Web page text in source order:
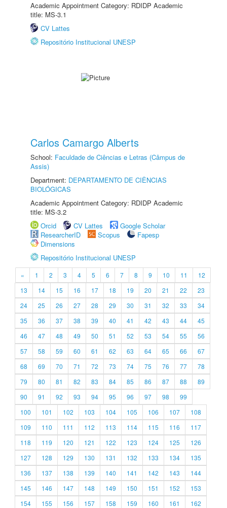
Academic Appointment Category: RDIDP Academic
title: MS-3.1
CV Lattes
Repositório Institucional UNESP
Carlos Camargo Alberts
School: Faculdade de Ciências e Letras (Câmpus de
Assis)
Department: DEPARTAMENTO DE CIÊNCIAS
BIOLÓGICAS
Academic Appointment Category: RDIDP Academic
title: MS-3.2
Orcid
CV Lattes
Google Scholar
ResearcherID
Scopus
Fapesp
Dimensions
Repositório Institucional UNESP
« 1 2 3 4 5 6 7 8 9 10 11
12
13
14 15 16 17 18 19 20 21 22
23
24
25 26 27 28 29 30 31 32 33
34
35
36 37 38 39 40 41 42 43 44
45
46
47 48 49 50 51 52 53 54 55
56
57
58 59 60 61 62 63 64 65 66
67
68
69 70 71 72 73 74 75 76 77
78
79
80 81 82 83 84 85 86 87 88
89
90
91 92 93 94 95 96 97 98
99
100
101 102 103 104 105 106 107
108
109
110 111 112 113 114 115 116
117
118
119 120 121 122 123 124 125
126
127
128 129 130 131 132 133 134
135
136
137 138 139 140 141 142 143
144
145
146 147 148 149 150 151 152
153
154
155 156 157 158 159 160 161
162